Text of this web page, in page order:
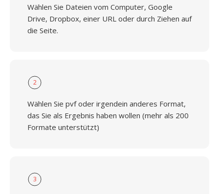
Wählen Sie Dateien vom Computer, Google
Drive, Dropbox, einer URL oder durch Ziehen auf
die Seite.
2
Wählen Sie pvf oder irgendein anderes Format,
das Sie als Ergebnis haben wollen (mehr als 200
Formate unterstützt)
3